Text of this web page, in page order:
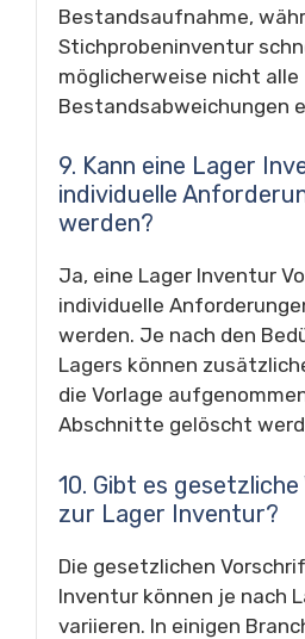
Bestandsaufnahme,
Stichprobeninventur
möglicherweise nicht alle
Bestandsabweichungen
9. Kann eine Lager
individuelle
werden?
Ja, eine Lager Inventur
individuelle
werden. Je nach den
Lagers können
die Vorlage
Abschnitte gelöscht
10. Gibt es
zur Lager Inventur?
Die gesetzlichen
Inventur können je nach
variieren. In einigen